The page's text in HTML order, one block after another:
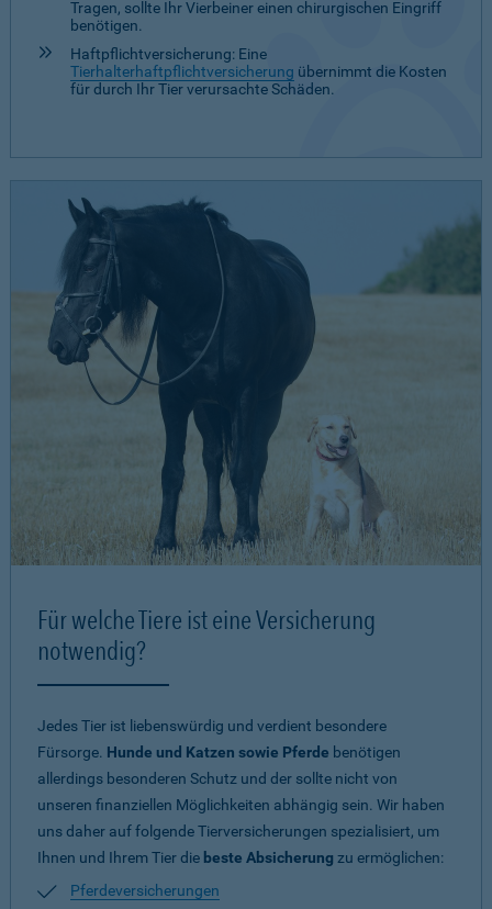
Tragen, sollte Ihr Vierbeiner einen chirurgischen Eingriff
benötigen.
Haftpflichtversicherung: Eine
Tierhalterhaftpflichtversicherung übernimmt die Kosten
für durch Ihr Tier verursachte Schäden.
Für welche Tiere ist eine Versicherung
notwendig?
Jedes Tier ist liebenswürdig und verdient besondere
Fürsorge. Hunde und Katzen sowie Pferde benötigen
allerdings besonderen Schutz und der sollte nicht von
unseren finanziellen Möglichkeiten abhängig sein. Wir haben
uns daher auf folgende Tierversicherungen spezialisiert, um
Ihnen und Ihrem Tier die beste Absicherung zu ermöglichen:
Pferdeversicherungen